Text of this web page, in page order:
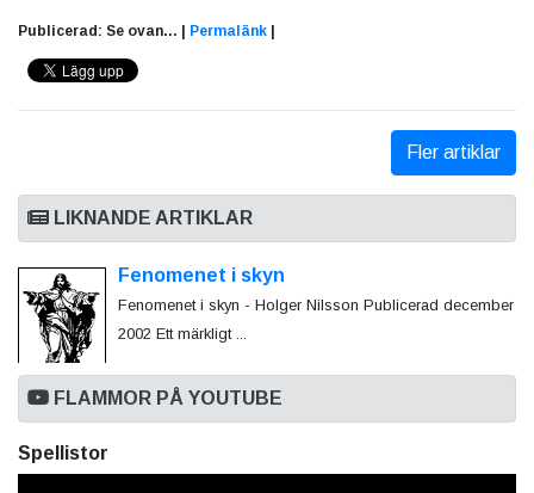
Publicerad: Se ovan... | Permalänk
Fler artiklar
LIKNANDE ARTIKLAR
Fenomenet i skyn
Fenomenet i skyn - Holger Nilsson Publicerad december
2002 Ett märkligt ...
FLAMMOR PÅ YOUTUBE
Spellistor